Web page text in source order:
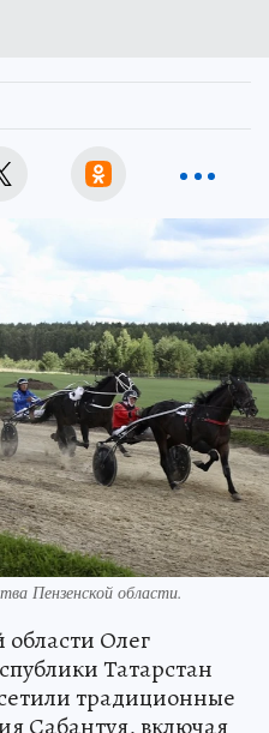
Пензенской области.
Олег
Татарстан
традиционные
Сабантуя, включая